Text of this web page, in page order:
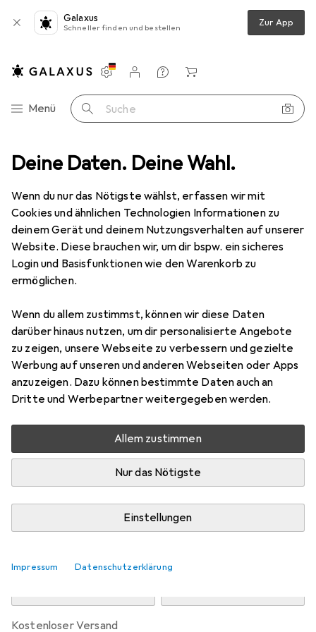
Deine Daten. Deine Wahl.
Wenn du nur das Nötigste wählst, erfassen wir mit
Cookies und ähnlichen Technologien Informationen zu
deinem Gerät und deinem Nutzungsverhalten auf unserer
Website. Diese brauchen wir, um dir bspw. ein sicheres
Login und Basisfunktionen wie den Warenkorb zu
ermöglichen.
Wenn du allem zustimmst, können wir diese Daten
darüber hinaus nutzen, um dir personalisierte Angebote
zu zeigen, unsere Webseite zu verbessern und gezielte
Werbung auf unseren und anderen Webseiten oder Apps
anzuzeigen. Dazu können bestimmte Daten auch an
Dritte und Werbepartner weitergegeben werden.
Allem zustimmen
Nur das Nötigste
Einstellungen
Impressum Datenschutzerklärung
Galaxus
Schneller finden und bestellen Zur App
Navigation nach Kategorien
Menü Suche
Einstellungen
Kundenkonto
Vergleichslisten
Merklisten
Warenkorb
Schlaftextilien Bettwäsche Kaeppel Bettwäsche "Damian"
3 Bilder
KaeppelBettwäsche "Damian"
Preis in EUR inkl. MwSt.
EUR
51,95
Bewertungen Marke
Mehr von Kaeppel
Zwischen Di, 11.8. und Do, 13.8. geliefert
Nur 2 Stück an Lager beim Drittanbieter
Lieferort angeben für genaue Lieferzeit
kostenloser Versand